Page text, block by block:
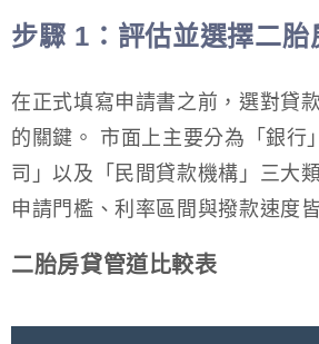
步驟 1：評估並選擇二胎
在正式填寫申請書之前，選對貸
的關鍵。 市面上主要分為「銀行
司」以及「民間貸款機構」三大
申請門檻、利率區間與撥款速度
二胎房貸管道比較表